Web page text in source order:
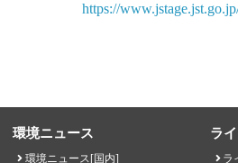
https://
環境ニュース
環境ニュース[国内]
ラ
ラ